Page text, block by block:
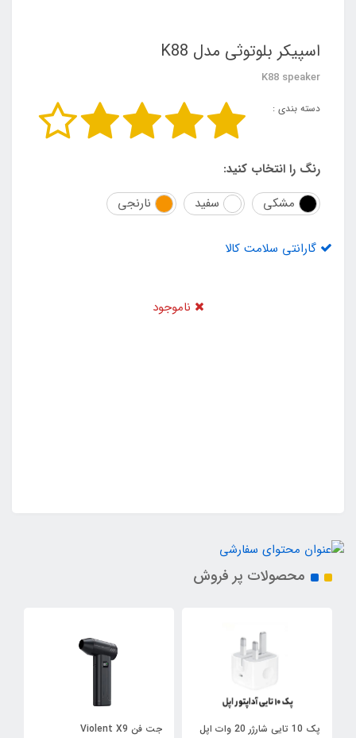
اسپیکر بلوتوثی مدل K88
K88 speaker
دسته بندی :
رنگ را انتخاب کنید:
مشکی
سفید نارنجی
گارانتی سلامت کالا
ناموجود
محصولات پر فروش
پک 10 تایی شارژر 20 وات اپل
جت فن Violent X9